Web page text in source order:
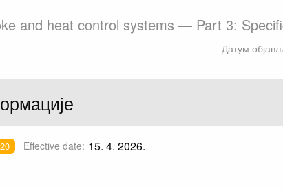
and heat control systems — Part 3:
Датум
Effective date: 15. 4. 2026.